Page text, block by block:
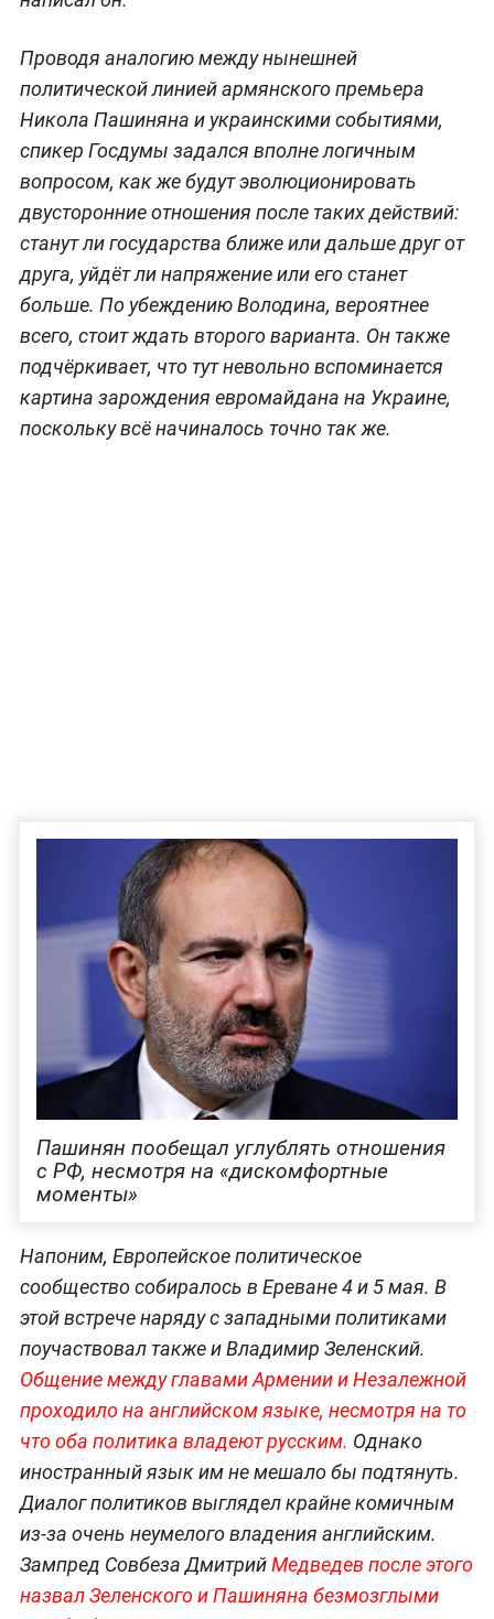
Проводя аналогию между нынешней
политической линией армянского премьера
Никола Пашиняна и украинскими событиями,
спикер Госдумы задался вполне логичным
вопросом, как же будут эволюционировать
двусторонние отношения после таких действий:
станут ли государства ближе или дальше друг от
друга, уйдёт ли напряжение или его станет
больше. По убеждению Володина, вероятнее
всего, стоит ждать второго варианта. Он также
подчёркивает, что тут невольно вспоминается
картина зарождения евромайдана на Украине,
поскольку всё начиналось точно так же.
Пашинян пообещал углублять отношения
с РФ, несмотря на «дискомфортные
моменты»
Напоним, Европейское политическое
сообщество собиралось в Ереване 4 и 5 мая. В
этой встрече наряду с западными политиками
поучаствовал также и Владимир Зеленский.
Общение между главами Армении и Незалежной
проходило на английском языке, несмотря на то
что оба политика владеют русским. Однако
иностранный язык им не мешало бы подтянуть.
Диалог политиков выглядел крайне комичным
из-за очень неумелого владения английским.
Зампред Совбеза ДмитрийМедведев после этого
назвал Зеленского и Пашиняна безмозглыми